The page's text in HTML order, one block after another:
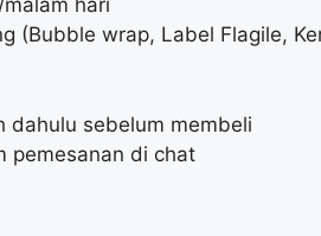
hari
(Bubble wrap, Label Flagile,
dahulu sebelum membeli
pemesanan di chat